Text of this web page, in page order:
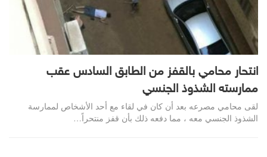
انتحار محامي بالقفز من الطابق السادس عقب
ممارسته الشذوذ الجنسي
لقى محامي مصرعه بعد أن كان في لقاء مع أحد الأشخاص لممارسة
الشذوذ الجنسي معه ، مما دفعه ذلك بأن قفز منتحراً…